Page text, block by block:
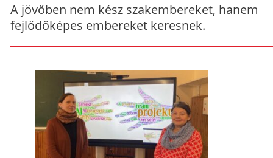
A jövőben nem kész szakembereket, hanem
fejlődőképes embereket keresnek.